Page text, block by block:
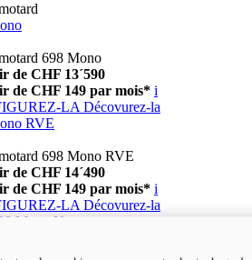
698 Mono
de CHF 13´590
de CHF 149 par mois* i
LA Décovurez-la
RVE
698 Mono RVE
de CHF 14´490
de CHF 149 par mois* i
LA Décovurez-la
Mono Nera
698 Mono Nera